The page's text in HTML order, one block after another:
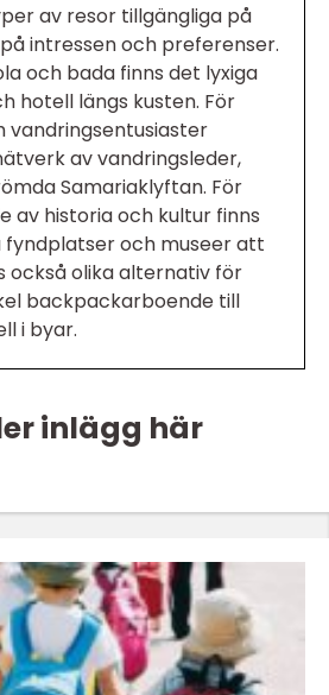
av resor tillgängliga på
intressen och preferenser.
och bada finns det lyxiga
hotell längs kusten. För
vandringsentusiaster
av vandringsleder,
Samariaklyftan. För
av historia och kultur finns
fyndplatser och museer att
också olika alternativ för
backpackarboende till
i byar.
inlägg här